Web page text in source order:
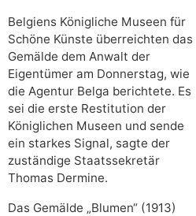
Belgiens Königliche Museen für
Schöne Künste überreichten das
Gemälde dem Anwalt der
Eigentümer am Donnerstag, wie
die Agentur Belga berichtete. Es
sei die erste Restitution der
Königlichen Museen und sende
ein starkes Signal, sagte der
zuständige Staatssekretär
Thomas Dermine.
Das Gemälde „Blumen“ (1913)